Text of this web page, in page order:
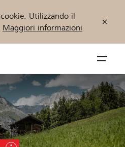
Utilizzando il
Maggiori informazioni
öffnen
ora